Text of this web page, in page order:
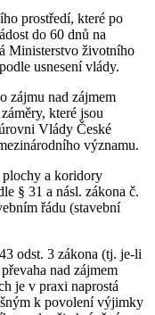
prostředí, které po
do 60 dnů na
Ministerstvo životního
usnesení vlády.
zájmu nad zájmem
které jsou
Vlády České
významu.
plochy a koridory
§ 31 a násl. zákona č.
řádu (stavební
odst. 3 zákona (tj. je-li
nad zájmem
je v praxi naprostá
k povolení výjimky